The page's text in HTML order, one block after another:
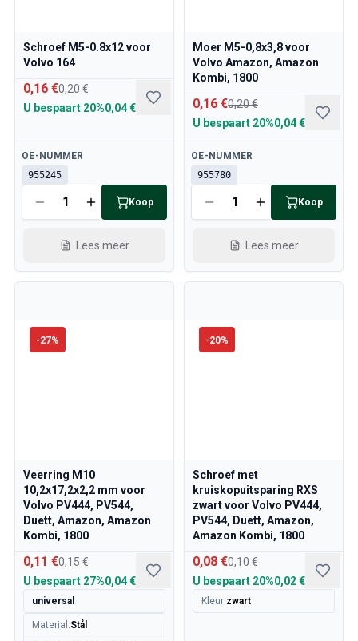
Schroef M5-0.8x12 voor
Volvo 164
0,16 €0,20 €
U bespaart 20%0,04 €
Beschikbaar
OE-NUMMER
955245
Koop
Lees meer
Moer M5-0,8x3,8 voor
Volvo Amazon, Amazon
Kombi, 1800
0,16 €0,20 €
U bespaart 20%0,04 €
Beschikbaar
OE-NUMMER
955780
Koop
Lees meer
-27%
Veerring M10
10,2x17,2x2,2 mm voor
Volvo PV444, PV544,
Duett, Amazon, Amazon
Kombi, 1800
0,11 €0,15 €
U bespaart 27%0,04 €
universal
Material :Stål
-20%
Schroef met
kruiskopuitsparing RXS
zwart voor Volvo PV444,
PV544, Duett, Amazon,
Amazon Kombi, 1800
0,08 €0,10 €
U bespaart 20%0,02 €
Kleur:zwart